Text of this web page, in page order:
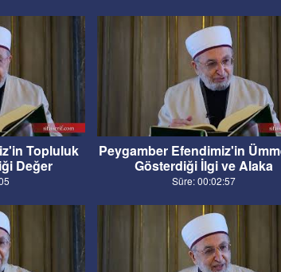
Topluluk
Değer
Peygamber Efendimiz'in
Gösterdiği İlgi ve Alaka
Süre: 00:02:57